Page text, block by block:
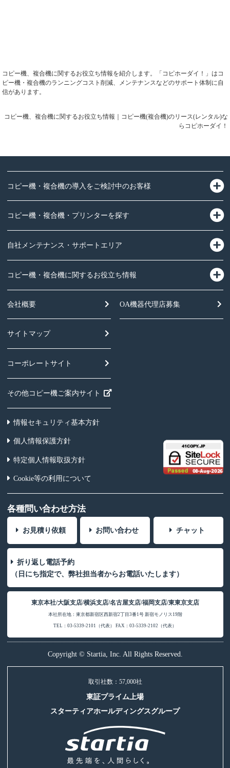
コピー機、複合機に関するお役立ち情報を紹介します。「コピホーダイ！」はコ
ピー機・複合機のランニングコスト削減、メンテナンスなどのサポート体制に自
信があります。
コピー機、複合機に関するお役立ち情報｜コピー機(複合機)のリース(レンタル)な
らコピホーダイ！
コピー機・複合機の導入をご検討中のお客様
コピー機・複合機・プリンターを探す
自社メンテナンス・サポートエリア
コピー機・複合機に関するお役立ち情報
会社概要
サイトマップ
コーポレートサイト
その他コピー機ご案内サイト
OA機器代理店募集
情報セキュリティ基本方針
個人情報保護方針
特定個人情報取扱方針
Cookie等の利用について
各種問い合わせ方法
お見積り依頼 お問い合わせ チャット
折り返し電話予約
（日にち指定で、弊社担当者からお電話いたします）
東京本社/大阪支店/横浜支店/名古屋支店/福岡支店/東東京支店
本社所在地：東京都新宿区西新宿2丁目3番1号 新宿モノリス19階
TEL：03-5339-2101（代表） FAX：03-5339-2102（代表）
Copyright © Startia, Inc. All Rights Reserved.
取引社数：57,000社
東証プライム上場
スターティアホールディングスグループ